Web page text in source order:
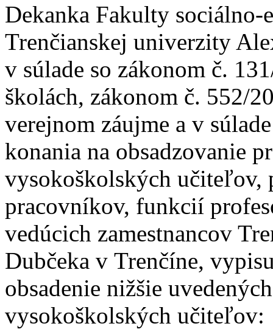
Dekanka Fakulty
Trenčianskej univerzity
v súlade so zákonom č.
školách, zákonom č. 552/
verejnom záujme a v
konania na obsadzovanie
vysokoškolských učiteľov,
pracovníkov, funkcií
vedúcich zamestnancov
Dubčeka v Trenčíne,
obsadenie nižšie
vysokoškolských učiteľov: